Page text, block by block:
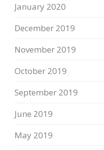
January 2020
December 2019
November 2019
October 2019
September 2019
June 2019
May 2019